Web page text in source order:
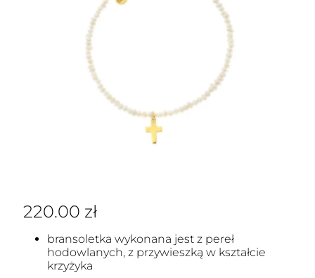
220.00 zł
bransoletka wykonana jest z pereł
hodowlanych, z przywieszką w kształcie
krzyżyka